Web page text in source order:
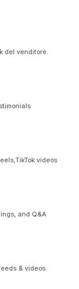
del venditore.
videos
and Q&A
& videos.